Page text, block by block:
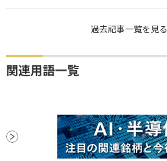
過去記事一覧を見る
関連用語一覧